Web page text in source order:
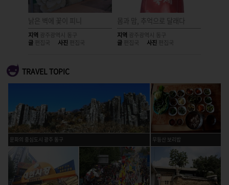
낡은 벽에 꽃이 피니
지역 광주광역시 동구
글 편집국 사진 편집국
몸과 맘, 추억으로 달래다
지역 광주광역시 동구
글 편집국 사진 편집국
TRAVEL TOPIC
문화의 중심도시 광주 동구 무등산 보리밥